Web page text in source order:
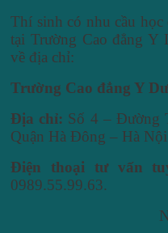
Thí sinh có nhu cầu
tại Trường Cao đẳng Y
về địa chỉ:
Trường Cao đẳng Y
Địa chỉ: Số 4 – Đường
Quận Hà Đông – Hà Nội
Điện thoại tư vấn
0989.55.99.63.